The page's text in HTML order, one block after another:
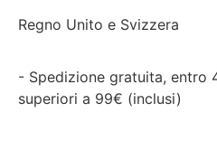
Regno Unito e Svizzera
- Spedizione gratuita, entro
superiori a 99€ (inclusi)